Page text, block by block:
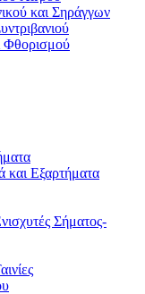
και Σηράγγων
Φθορισμού
και Εξαρτήματα
Σήματος-